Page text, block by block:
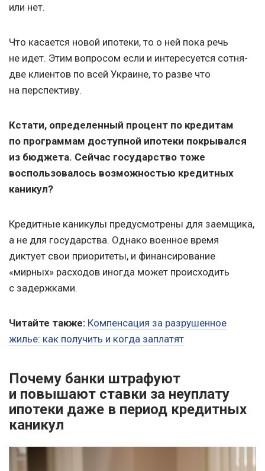
или нет.
Что касается новой ипотеки, то о ней пока речь
не идет. Этим вопросом если и интересуется сотня-
две клиентов по всей Украине, то разве что
на перспективу.
Кстати, определенный процент по кредитам
по программам доступной ипотеки покрывался
из бюджета. Сейчас государство тоже
воспользовалось возможностью кредитных
каникул?
Кредитные каникулы предусмотрены для заемщика,
а не для государства. Однако военное время
диктует свои приоритеты, и финансирование
«мирных» расходов иногда может происходить
с задержками.
Читайте также: Компенсация за разрушенное
жилье: как получить и когда заплатят
Почему банки штрафуют
и повышают ставки за неуплату
ипотеки даже в период кредитных
каникул